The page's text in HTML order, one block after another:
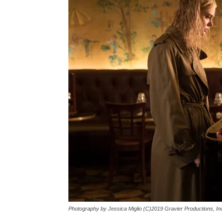
Photography by Jessica Miglio (C)2019 Gravier Productions,